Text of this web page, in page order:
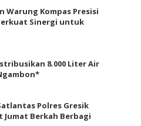
Warung Kompas Presisi
Sinergi untuk
8.000 Liter Air
Polres Gresik
Jumat Berkah Berbagi